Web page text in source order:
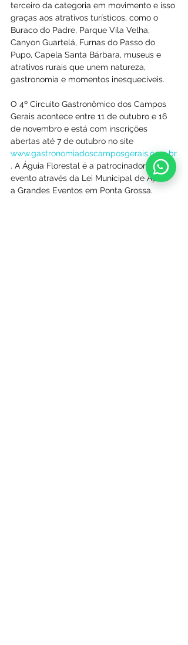
terceiro da categoria em movimento e isso
graças aos atrativos turísticos, como o
Buraco do Padre, Parque Vila Velha,
Canyon Guartelá, Furnas do Passo do
Pupo, Capela Santa Bárbara, museus e
atrativos rurais que unem natureza,
gastronomia e momentos inesquecíveis.
O 4º Circuito Gastronômico dos Campos
Gerais acontece entre 11 de outubro e 16
de novembro e está com inscrições
abertas até 7 de outubro no site
www.gastronomiadoscamposgerais.com.br
. A Águia Florestal é a patrocinadora do
evento através da Lei Municipal de Apoio
a Grandes Eventos em Ponta Grossa.